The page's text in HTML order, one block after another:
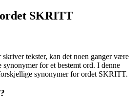
SKRITT
tekster, kan det noen ganger være
for et bestemt ord. I denne
synonymer for ordet SKRITT.